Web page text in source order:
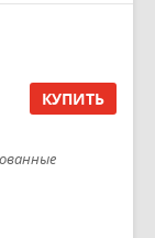
КУПИТЬ